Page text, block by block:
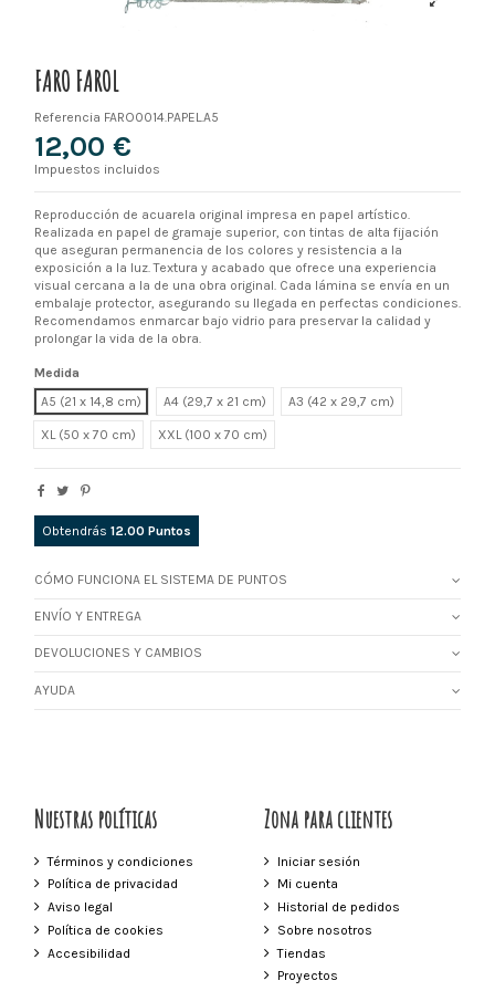
FARO FAROL
Referencia FARO0014.PAPEL.A5
12,00 €
Impuestos incluidos
Reproducción de acuarela original impresa en papel artístico.
Realizada en papel de gramaje superior, con tintas de alta fijación
que aseguran permanencia de los colores y resistencia a la
exposición a la luz. Textura y acabado que ofrece una experiencia
visual cercana a la de una obra original. Cada lámina se envía en un
embalaje protector, asegurando su llegada en perfectas condiciones.
Recomendamos enmarcar bajo vidrio para preservar la calidad y
prolongar la vida de la obra.
Medida
A5 (21 x 14,8 cm)
A4 (29,7 x 21 cm) A3 (42 x 29,7 cm)
XL XXL
Obtendrás 12.00 Puntos
CÓMO FUNCIONA EL SISTEMA DE PUNTOS
ENVÍO Y ENTREGA
DEVOLUCIONES Y CAMBIOS
AYUDA
Nuestras políticas
Términos y condiciones
Política de privacidad
Aviso legal
Política de cookies
Accesibilidad
Zona para clientes
Iniciar sesión
Mi cuenta
Historial de pedidos
Sobre nosotros
Tiendas
Proyectos